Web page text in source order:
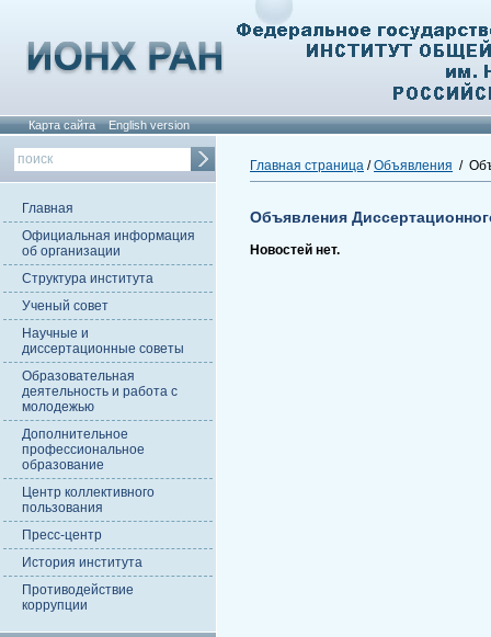
Карта сайта English version
Главная
Официальная информация
об организации
Структура института
Ученый совет
Научные и
диссертационные советы
Образовательная
деятельность и работа с
молодежью
Дополнительное
профессиональное
образование
Центр коллективного
пользования
Пресс-центр
История института
Противодействие
коррупции
Главная страница /Объявления /
Объявления
Новостей нет.